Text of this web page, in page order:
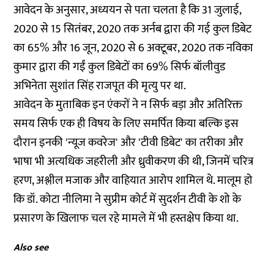
आवेदन के अनुसार, अध्ययन से पता चलता है कि 31 जुलाई,
2020 से 15 सितंबर, 2020 तक अर्नब द्वारा की गई कुल डिबेट
का 65% और 16 जून, 2020 से 6 अक्टूबर, 2020 तक नविका
कुमार द्वारा की गईं कुल डिबेटों का 69% सिर्फ बॉलीवुड
अभिनेता सुशांत सिंह राजपूत की मृत्यु पर था.
आवेदन के मुताबिक इन एंकरों ने न सिर्फ बड़ा और अतिरिक्त
समय सिर्फ एक ही विषय के लिए समर्पित किया बल्कि इस
दौरान इनकी 'न्यूज कवरेज' और 'टीवी डिबेट' का तरीका और
भाषा भी अत्यधिक जहरीली और ध्रुवीकरण की थी, जिनमें चरित्र
हरण, अश्लील मजाक और वाहियात आरोप शामिल थे. मालूम हो
कि डॉ. कोटा नीलिमा ने सुप्रीम कोर्ट में सुदर्शन टीवी के शो के
प्रसारण के खिलाफ चल रहे मामले में भी हस्तक्षेप किया था.
Also see